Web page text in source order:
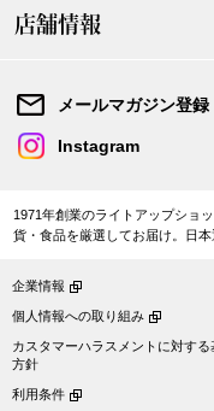
Salon de GRANDGRIS
ランド
ール／酒
店舗情報
メールマガジン登録
Instagram
1971年創業のライトアップショ
貨・食品を厳選してお届け。日
企業情報
個人情報への取り組み
カスタマーハラスメントに対する
方針
利用条件